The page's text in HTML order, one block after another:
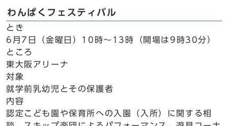
わんぱくフェスティバル
とき
6月7日（金曜日）10時～13時（開場は9時30分）
ところ
東大阪アリーナ
対象
就学前乳幼児とその保護者
内容
認定こども園や保育所への入園（入所）に関する相